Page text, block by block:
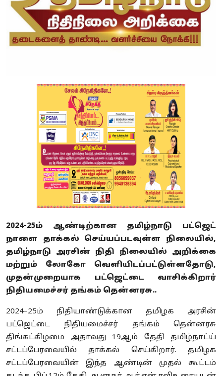
2024-25ம் ஆண்டிற்கான தமிழ்நாடு பட்ஜெட்
நாளை தாக்கல் செய்யப்படவுள்ள நிலையில்,
தமிழ்நாடு அரசின் நிதி நிலையில் அறிக்கை
மற்றும் லோகோ வெளியிடப்பட்டுள்ளதோடு,
முதன்முறையாக பட்ஜெட்டை வாசிக்கிறார்
நிதியமைச்சர் தங்கம் தென்னரசு..
2024–25ம் நிதியாண்டுக்கான தமிழக அரசின்
பட்ஜெட்டை நிதியமைச்சர் தங்கம் தென்னரசு
திங்கட்கிழமை அதாவது 19ஆம் தேதி தமிழ்நாட்ய்
சட்டப்பேரவையில் தாக்கல் செய்கிறார். தமிழக
சட்டப்பேரவையின் இந்த ஆண்டின் முதல் கூட்டம்